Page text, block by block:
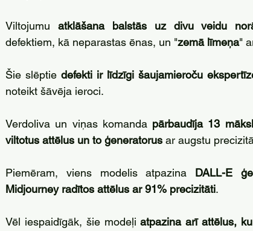
Viltojumu atklāšana balstās uz divu veidu
defektiem, kā neparastas ēnas, un "zemā līmeņa"
Šie slēptie defekti ir līdzīgi šaujamieroču
noteikt šāvēja ieroci.
Verdoliva un viņas komanda pārbaudīja 13
viltotus attēlus un to ģeneratorus ar augstu
Piemēram, viens modelis atpazina DALL-E
Midjourney radītos attēlus ar 91% precizitāti.
Vēl iespaidīgāk, šie modeļi atpazina arī attēlus,